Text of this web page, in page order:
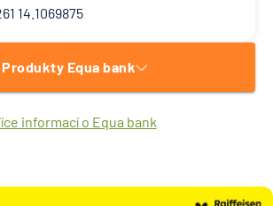
14.1069875
Produkty Equa bank
informací o Equa bank